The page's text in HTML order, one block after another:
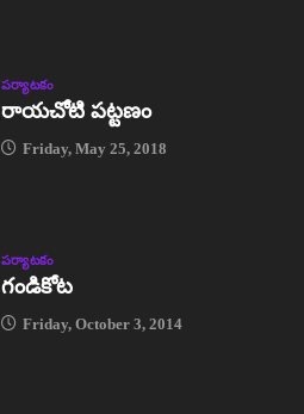
పర్యాటకం
రాయచోటి పట్టణం
Friday, May 25, 2018
పర్యాటకం
గండికోట
Friday, October 3, 2014